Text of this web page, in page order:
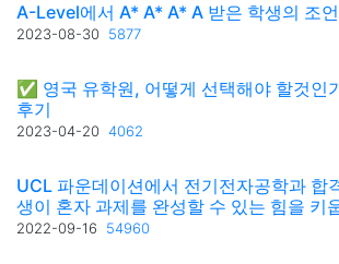
A-Level에서 A* A* A* A 받은 학생의 조
2023-08-30 5877
✅ 영국 유학원, 어떻게 선택해야 할것인
후기
2023-04-20 4062
UCL 파운데이션에서 전기전자공학과 합
생이 혼자 과제를 완성할 수 있는 힘을 키
2022-09-16 54960